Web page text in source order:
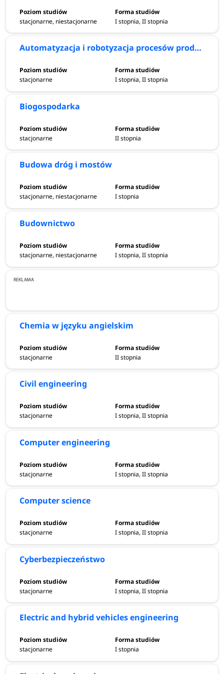
W procesie rekrutacji na studia inżynierskie w
wymagane przedmioty maturalne to:matematyka,
*Wymagania mogą się różnić w zależności od kierunku,
uczelni oraz trybu studiów.
Zarobki
dziedzinach inżynieryjnych mogą liczyć na wysokie
na poziomie:
Inżynier budownictwa – 7960–15 000 zł brutto
Inżynier mechatronik 8 740-13 670 zł brutto
Predyspozycje
dokładnością i wytrwałością.
Umiejętności
Studia inżynierskie rozwijają umiejętności z zakresu
technicznych, a także obsługi nowoczesnych narzędzi czy
zarządzania projektami. Absolwenci mogą znaleźć
Aby dobrze przygotować się do studiów inżynierskich,
warto utrwalić wiedzę z przedmiotów ścisłych, zwłaszcza
dodatkowych zadań, udział w olimpiadach przedmiotowych
lub korzystanie z korepetycji.
stacjonarne, niestacjonarne I stopnia, II stopnia
Automatyzacja i robotyzacja procesów produkcyjnych
stacjonarne I stopnia, II stopnia
Biogospodarka
stacjonarne II stopnia
Budowa dróg i mostów
stacjonarne, niestacjonarne I stopnia
Budownictwo
stacjonarne, niestacjonarne I stopnia, II stopnia
Chemia w języku angielskim
stacjonarne II stopnia
Civil engineering
stacjonarne I stopnia, II stopnia
Computer engineering
stacjonarne I stopnia, II stopnia
Computer science
stacjonarne I stopnia, II stopnia
Cyberbezpieczeństwo
stacjonarne I stopnia, II stopnia
Electric and hybrid vehicles engineering
stacjonarne I stopnia